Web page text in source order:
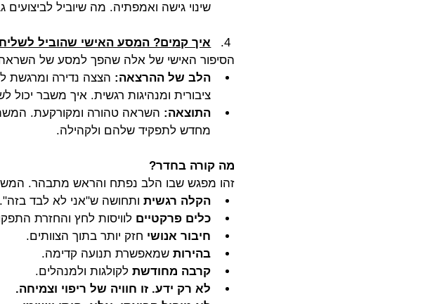
שינוי גישה ואמפתיה. מה שיוביל
איך קמים? המסע האישי שהוביל
הסיפור האישי של אלה שהפך למסע של
הלב של ההרצאה: הצצה נדירה ומרגשת
ציבורית ומנהיגות רגשית. איך משבר יכול
התוצאה:
מחדש לתפקיד שלהם ולקהילה.
מה קורה בחדר?
זהו מפגש שבו הלב נפתח והראש מתבהר.
הקלה רגשית ותחושה ש"אני לא לבד בזה".
כלים פרקטיים לוויסות לחץ והחזרת
חיבור אנושי חזק יותר בתוך הצוותים.
בהירות שמאפשרת תנועה קדימה.
קרבה מחודשת לקולגות ולמנהלים.
לא רק ידע. זו חוויה של ריפוי וצמיחה.